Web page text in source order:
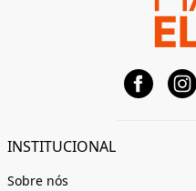
INSTITUCIONAL
Sobre nós